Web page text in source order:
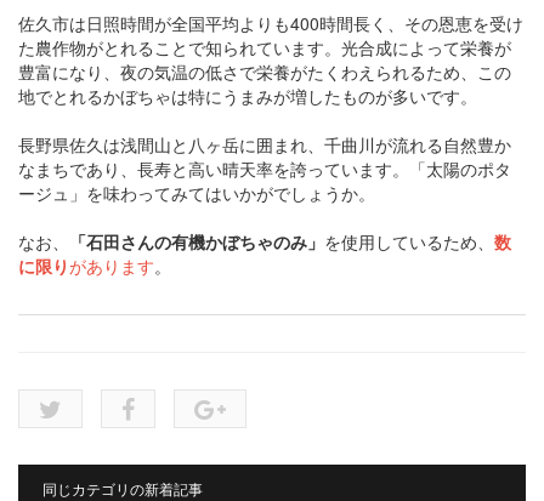
佐久市は日照時間が全国平均よりも400時間長く、その恩恵を受け
た農作物がとれることで知られています。光合成によって栄養が
豊富になり、夜の気温の低さで栄養がたくわえられるため、この
地でとれるかぼちゃは特にうまみが増したものが多いです。
長野県佐久は浅間山と八ヶ岳に囲まれ、千曲川が流れる自然豊か
なまちであり、長寿と高い晴天率を誇っています。「太陽のポタ
ージュ」を味わってみてはいかがでしょうか。
なお、
「石田さんの有機かぼちゃのみ」 を使用しているため、 数
に限りがあります。
同じカテゴリの新着記事